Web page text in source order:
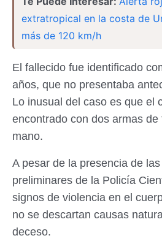
extratropical en la costa de
más de 120 km/h
El fallecido fue identificado
años, que no presentaba
Lo inusual del caso es que el
encontrado con dos armas
mano.
A pesar de la presencia de
preliminares de la Policía
signos de violencia en el
no se descartan causas
deceso.